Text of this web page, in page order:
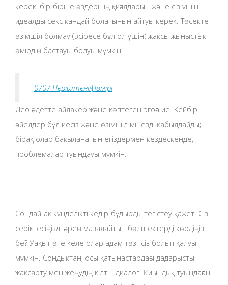
керек, бір-біріне өздерінің қиялдарын және сіз үшін
идеалды секс қандай болатынын айтуы керек. Төсекте
өзімшіл болмау (әсіресе бұл ол үшін) жақсы жыныстық
өмірдің бастауы болуы мүмкін.
0707 Періштенің Нөмірі
Лео әдетте айлакер және көптеген эгоға ие. Кейбір
әйелдер бұл иесіз және өзімшіл мінезді қабылдайды;
бірақ олар бақыланатын егіздермен кездескенде,
проблемалар туындауы мүмкін.
Сондай-ақ күнделікті кедір-бұдырды тегістеу қажет. Сіз
серіктесіңізді әрең мазалайтын бөлшектерді көрдіңіз
бе? Уақыт өте келе олар адам төзгісіз болып қалуы
мүмкін. Сондықтан, осы қатынастардағы дағдарысты
жақсарту мен жеңудің кілті - диалог. Қиындық туындаған